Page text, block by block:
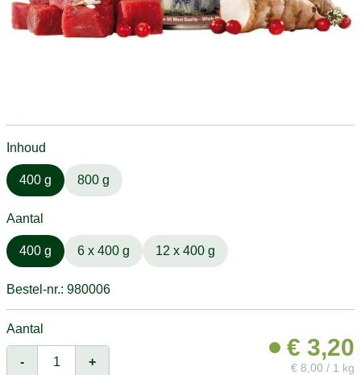
Inhoud
400 g 800 g
Aantal
400 g 6 x 400 g 12 x 400 g
Bestel-nr.: 980006
Aantal
- +
€ 3,20
€ 8,00 / 1 kg